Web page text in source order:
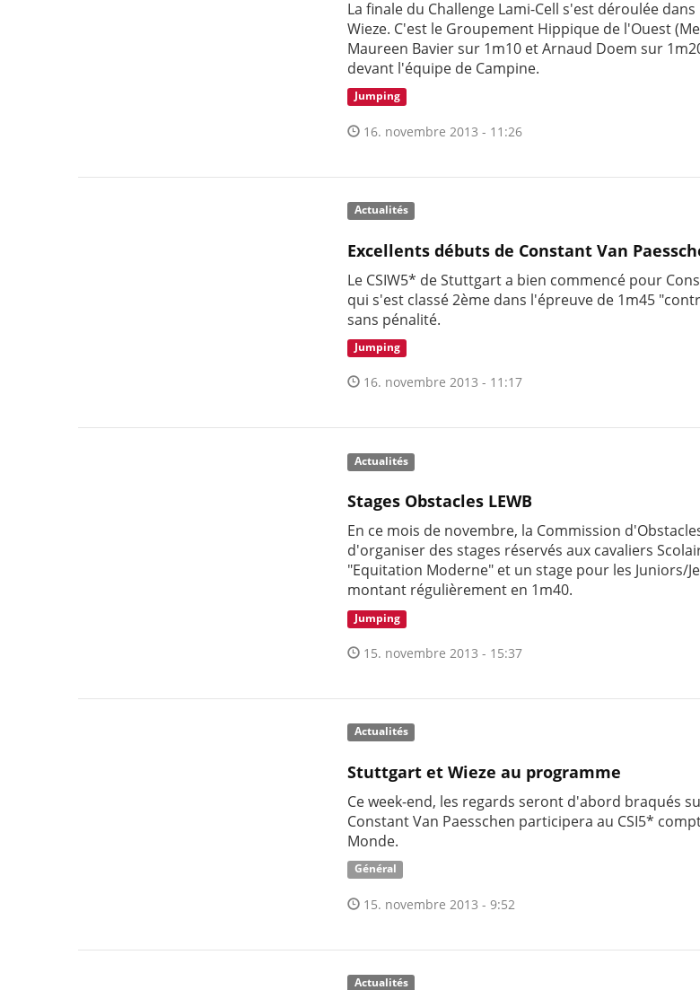
La finale du Challenge Lami-Cell s'est déroulée dans
Wieze. C'est le Groupement Hippique de l'Ouest
Maureen Bavier sur 1m10 et Arnaud Doem sur
devant l'équipe de Campine.
Jumping
16. novembre 2013 - 11:26
Actualités
Excellents débuts de Constant Van
Le CSIW5* de Stuttgart a bien commencé pour
qui s'est classé 2ème dans l'épreuve de 1m45
sans pénalité.
Jumping
16. novembre 2013 - 11:17
Actualités
Stages Obstacles LEWB
En ce mois de novembre, la Commission
d'organiser des stages réservés aux cavaliers
"Equitation Moderne" et un stage pour les Juniors/
montant régulièrement en 1m40.
Jumping
15. novembre 2013 - 15:37
Actualités
Stuttgart et Wieze au programme
Ce week-end, les regards seront d'abord braqués
Constant Van Paesschen participera au CSI5*
Monde.
Général
15. novembre 2013 - 9:52
Actualités